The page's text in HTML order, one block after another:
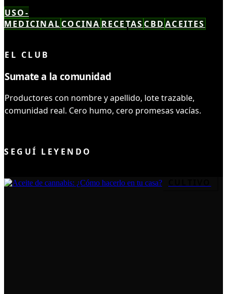
USO-
MEDICINAL COCINA RECETAS CBD ACEITES
EL CLUB
Sumate a la comunidad
Productores con nombre y apellido, lote trazable,
comunidad real. Cero humo, cero promesas vacías.
SEGUÍ LEYENDO